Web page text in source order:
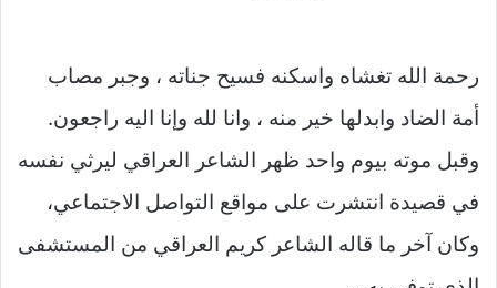
رحمة الله تغشاه واسكنه فسيح جناته ، وجبر مصاب
أمة الضاد وابدلها خير منه ، وانا لله وإنا اليه راجعون.
وقبل موته بيوم واحد ظهر الشاعر العراقي ليرثي نفسه
في قصيدة انتشرت على مواقع التواصل الاجتماعي،
وكان آخر ما قاله الشاعر كريم العراقي من المستشفى